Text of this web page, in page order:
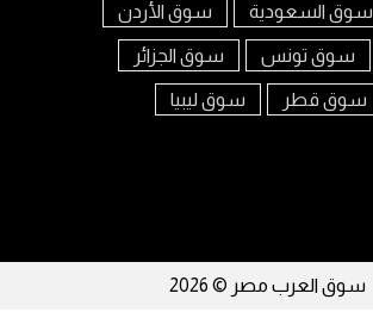
سوق السعودية سوق الأردن
سوق تونس سوق الجزائر
سوق قطر سوق ليبيا
سوق العرب مصر © 2026